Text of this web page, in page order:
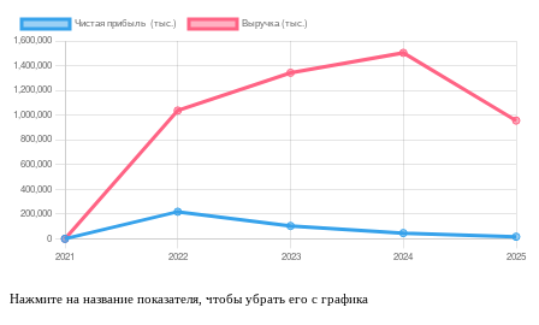
Нажмите на название показателя, чтобы убрать его с графика